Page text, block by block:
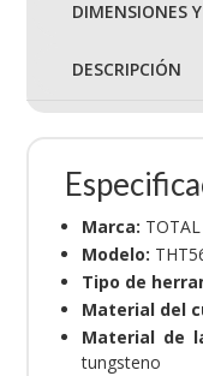
DIMENSIONES
DESCRIPCIÓN
Marca:
Modelo:
Tipo de
Material del
Material de
tungsteno